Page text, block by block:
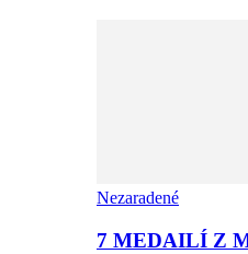
Nezaradené
7 MEDAILÍ Z